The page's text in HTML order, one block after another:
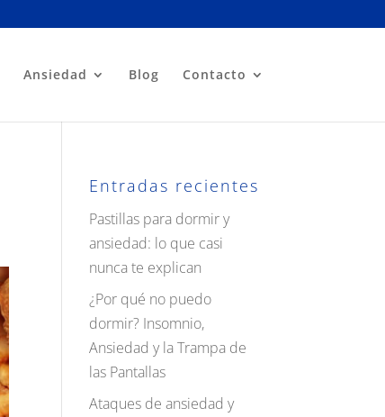
Ansiedad Blog Contacto
Entradas recientes
Pastillas para dormir y
ansiedad: lo que casi
nunca te explican
¿Por qué no puedo
dormir? Insomnio,
Ansiedad y la Trampa de
las Pantallas
Ataques de ansiedad y